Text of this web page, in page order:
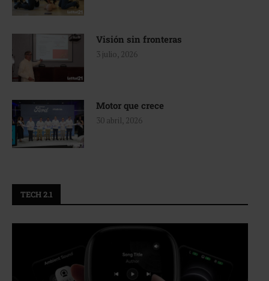
Visión sin fronteras
3 julio, 2026
Motor que crece
30 abril, 2026
TECH 2.1